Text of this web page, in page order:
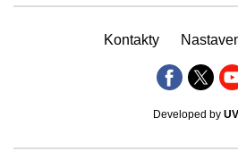
Kontakty
Developed by